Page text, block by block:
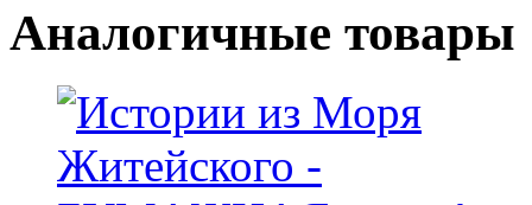
Аналогичные товары